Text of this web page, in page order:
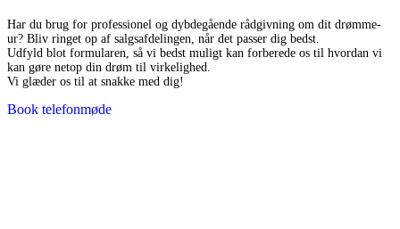
Har du brug for professionel og dybdegående rådgivning om dit drømme-
ur? Bliv ringet op af salgsafdelingen, når det passer dig bedst.
Udfyld blot formularen, så vi bedst muligt kan forberede os til hvordan vi
kan gøre netop din drøm til virkelighed.
Vi glæder os til at snakke med dig!
Book telefonmøde